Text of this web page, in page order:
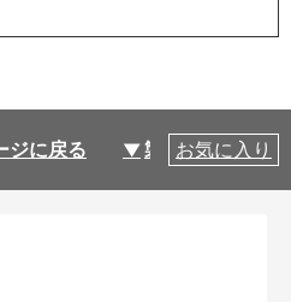
ジに戻る 製品仕様
お気に入り